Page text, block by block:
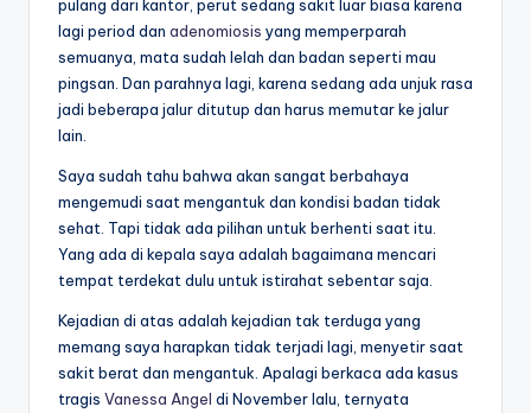
pulang dari kantor, perut sedang sakit luar biasa karena
lagi period dan adenomiosis yang memperparah
semuanya, mata sudah lelah dan badan seperti mau
pingsan. Dan parahnya lagi, karena sedang ada unjuk rasa
jadi beberapa jalur ditutup dan harus memutar ke jalur
lain.
Saya sudah tahu bahwa akan sangat berbahaya
mengemudi saat mengantuk dan kondisi badan tidak
sehat. Tapi tidak ada pilihan untuk berhenti saat itu.
Yang ada di kepala saya adalah bagaimana mencari
tempat terdekat dulu untuk istirahat sebentar saja.
Kejadian di atas adalah kejadian tak terduga yang
memang saya harapkan tidak terjadi lagi, menyetir saat
sakit berat dan mengantuk. Apalagi berkaca ada kasus
tragis Vanessa Angel di November lalu, ternyata